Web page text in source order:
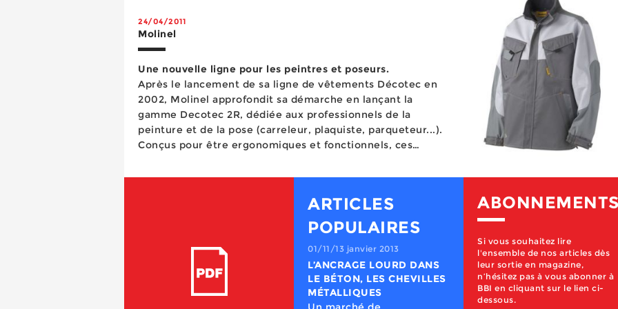
24/04/2011
Molinel
Une nouvelle ligne pour les peintres et poseurs.
Après le lancement de sa ligne de vêtements Décotec en
2002, Molinel approfondit sa démarche en lançant la
gamme Decotec 2R, dédiée aux professionnels de la
peinture et de la pose (carreleur, plaquiste, parqueteur...).
Conçus pour être ergonomiques et fonctionnels, ces
Cordura/Coton sur les zo...
ARTICLES
POPULAIRES
11/23/16 novembre 2016
LES DOUILLES ET
CLIQUETS
Un couple qui dure dans le temps Résistance, accessibilité, légèreté et gain de temps sont les principaux axes travaillés par les fournisseurs de douilles et cliquets, binôme incontournable du serrage. Le coffret, dans lequel sont commercialisés la majorité de ces outils, fait également l’objet de toute l’attention des marques, parfois même plus que les produits eux-mêmes. Même si les ventes sont stagnantes, ce marché fait finalement preuve d’un certain dynamisme, ses intervenants essayant d’apporter une valeur ajoutée pour mieux faire valoir leur différence sur un marché de l’outil à main considéré de plus en plus comme un marché de consommables. C’est l’un des couples les plus connus de l’univers du serrage. Douilles et cliquets vont rarement l’un sans l’autre, le cliquet ne pouvant s’utiliser qu’avec une douille. En revanche, la douille peut faire quelques infidélités au cliquet, puisqu’elle s’accommode également d’autres outils de serrage, y compris des outils énergisés, même si dans ce dossier, nous ne la regarderons que sous l’angle de sa relation au cliquet. Lors d’une opération de serrage-desserrage manuel, le cliquet, ou plus exactement la clé à cliquet, se distingue des autres outils de serrage à travers son mécanisme qui lui donne les moyens de serrer ou desserrer une vis, un écrou ou un boulon, par un simple mouvement de va et vient, sans qu’il lui soit nécessaire de se désengager de sa prise. Elle dispose effectivement d’un mécanisme à dents, le fameux cliquet, situé entre le manche et le carré d’entraînement, sur lequel se montent des douilles de différentes empreintes. Le duo cliquet-douilles se complète d’accessoires tels que rallonges, poignées coulissantes, cardans (sortes de tête articulée), réducteurs et augmentateurs qui accroissent la polyvalence de ces outils et permettent d’étendre leur champ d’action. Si les contours de ce marché, noyé au sein de la grande famille des outils à main, sont difficiles à cerner précisément, les acteurs du marché s’accordent tous sur une tendance générale stagnante. Utilisés notamment en mécanique, dans le secteur automobile, ou par la maintenance industrielle, douilles et cliquets ont subi, comme tant d’autres, la désindustrialisation de l’Hexagone. Néanmoins, ils font dans tous les cas partie de la caisse à outils et ont su évoluer en se mettant au diapason de l’évolution de la boulonnerie et de la visserie qui s’est traduite notamment par une classe de résistance plus grande nécessitant l’application d’une force de serrage plus élevée, d’où des produits dont la résistance est en constante augmentation. Par ailleurs, ils s’inscrivent pleinement dans les tendances actuelles en faveur du gain de temps, de la productivité et de l’attention portée aux troubles musculo-squelettiques, à travers la conception de produits qui facilitent l’accessibilité aux pièces à serrer-desserrer, sont plus légers et facilitant leur repérage rapide. D’où finalement une certaine dynamique, les fabricants continuant à innover, notamment en ce qui concerne la clé à cliquet, pour mieux faire valoir leur différence sur un marché de l’outil à main très concurrentiel. Preuve également du caractère incontournable des douilles et cliquets pour les professionnels, ces produits font partie de ceux qui sont équipés de RFID ou de dispositifs anti-chute lorsque ces gammes sont présentes au sein d’une marque. Un outil d’approche Contrairement au reste de l’outil, généralement forgé à chaud, le cliquet est un outil fritté fabriqué à l’aide d’une poudre d’acier pressée qui subira un traitement thermique, ses dimensions réduites ne permettant pas qu’il soit forgé. Toutefois, Facom, marque de référence dans l’univers du cliquet en France, vient de sortir un nouveau modèle dont le rocher, l’une des pièces maîtresses de l’outil, est fabriqué selon la technologie MIM, qui repose sur le moulage par injection de poudres, ce qui permet de renforcer la robustesse du mécanisme. Par ailleurs, comme c’est le cas de la plupart des outils à main, les cliquets et les douilles pour une utilisation manuelle sont généralement fabriqués à partir d’acier au chrome vanadium. Le chrome qui durcit l’acier, augmente son élasticité, sa résistance aux chocs et favorise la trempe donne la possibilité de travailler sur des épaisseurs importantes. Le vanadium, fortement désoxydant, permet quant à lui l’obtention d’aciers homogènes au grain fin. L’acier au chrome molybdène, qui a la propriété de mieux absorber des chocs répétés, est pour sa part utilisé pour les douilles à chocs. Tandis que les cliquets résultent d’un estampage à chaud (les pièces du mécanisme de cliquet lui-même étant donc plutôt frittées), les douilles font généralement l’objet d’une frappe à froid. De façon générale, le cliquet présente une finition chromée brillante, qui caractérise souvent les produits premium, ou satinée. La résistance de la clé à cliquet apparaît comme l’une des toute premières attentes de l’utilisateur. Et ce d’autant plus que, même si la norme stipule que le cliquet est un outil d’approche destiné à favoriser la rapidité d’exécution d’un serrage qui doit être finalisé avec un outil monobloc, les utilisateurs s’affranchissent vite de cette obligation. La clé à cliquet est ainsi presque toujours utilisée également en phase finale du serrage, bien entendu hors obligation de contrôle du couple nécessitant l’utilisation d’une clé dynamométrique. Pire, certains n’hésitent pas à mettre des barres au bout du cliquet pour avoir plus de force, voire tapent sur le manche au marteau. Ces mauvaises habitudes seraient à l’origine de la plupart des cas de rupture de l’outil et sont également susceptibles d’endommager l’écrou ou le boulon. Le 1/4" et le 1/2", des standards Selon les spécialistes, des deux composantes du binôme cliquet/douille doivent théoriquement être équipées d’un carré d’entraînement de même taille, même si le recours à un réducteur et à un augmentateur permet d’utiliser un cliquet d’un carré d’entraînement donné tout en pouvant actionner des douilles d’une taille de carré directement inférieure ou directement supérieure. Précisons que la longueur du manche de la clé à cliquet varie en fonction du carré d’entraînement (une centaine à plus de deux cent cinquante millimètres). Plus la longueur est importante, plus la transmission de puissance est élevée. En cas de besoin, une rallonge supplémentaire peut être insérée et bloquée dans l’extrémité de la poignée. Selon la taille de l’écrou à desserrer, les dimensions du carré d’entraînement varient donc, exprimées en pouce ou en millimètres. Les plus fortes ventes sont orientées sur le quart de pouce et le demi pouce qui couvrent la majorité des applications. Adapté aux outils destinés à des interventions dans les secteurs de l’électronique, l’électromécanique et de la petite mécanique, le carré 1/4” (6,35 mm) permet le montage de douilles de 3,2 à 14 mm de côté sur plat (longueur comprise entre deux pans parallèles de l’empreinte de la douille). Très compact, ce carré est également apprécié par la maintenance industrielle qui peut être confrontée à des écrous de 8, 10 ou 13 mm. De plus, il peut figurer dans des petits coffrets que le professionnel peut glisser facilement dans sa poche. Autre dimension phare, le 1/2” (12,70 mm) convient pour les douilles de 8 à 34 mm. Il est souvent considéré comme le standard sur le marché français de la maintenance industrielle qui utilise notamment en grande partie des douilles de 24, 27 et 30 mm. Dans l’automobile, l’attention porte plutôt sur les douilles de 16, 18 et 21 mm. La dimension intermédiaire, le 3/8” (9,52 mm), est adaptée aux travaux de maintenance et de mécanique générale. Plébiscité dans les pays anglo-saxons, ce carré est moins prisé en France bien que les dimensions qu’il couvre soient au cœur des utilisations dans les différents secteurs d’activité (douilles de 7 à 24 mm). Avec un cliquet de faible encombrement, sur lequel via un réducteur ou un augmentateur il sera également possible de monter des douilles 1/4” et 1/2", il offre de quoi faire face à la plupart des serrages dans les secteurs de la maintenance industrielle et du bâtiment. Au-delà de ces trois carrés, on quitte le secteur de la maintenance industrielle pour entrer dans celui de la ‘‘grosse’’ mécanique. C’est le cas du 3/4” (19,05 mm) pour des douilles de 19 à 60 mm et du 1” (25,40 mm) pour les douilles de 46 à 100 mm, qui s’adressent à des marchés relevant du machinisme agricole, des TP et autres chantiers navals. Les outils aux carrés de dimensions supérieures au 1” sont généralement commercialisés par les fabricants directement aux entreprises utilisatrices. Destinés à des applications spécifiques, ils font l’objet de fabrications spéciales. Concernant les douilles, les fournisseurs essaient de proposer un maximum de choix, en fonction des principaux carrés d’entraînement. Par exemple, la gamme Facom comprend 25 dimensions de 8 à 34 mm en 1/2", 19 en 3/8’’ et 14 en 1/4’’. Vers une surenchère de dents ? Le mécanisme du cliquet s’appuie sur une roue dentée, dont le nombre de dents va permettre à l’utilisateur de disposer d’un débattement plus ou... Veuillez vous identifier pour consulter la totalité de l'article. Vous avez perdu votre n° d'abonné. N'hésitez pas à nous contacter. Valider Vous n’avez pas de n° d'abonné ? Abonnez-vous pour bénéficier de nos revues et l'accès à l'intégrali
Si vous souhaitez lire
l'ensemble de nos articles dès
leur sortie en magazine,
n’hésitez pas à vous abonner à
BBI en cliquant sur le lien ci-
dessous.